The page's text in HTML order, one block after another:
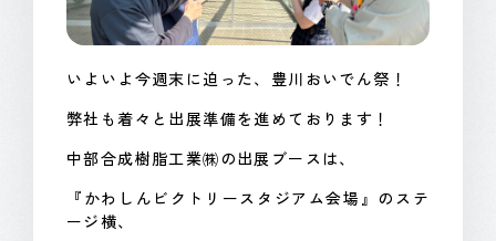
いよいよ今週末に迫った、豊川おいでん祭！
弊社も着々と出展準備を進めております！
中部合成樹脂工業㈱の出展ブースは、
『かわしんビクトリースタジアム会場』のステ
ージ横、